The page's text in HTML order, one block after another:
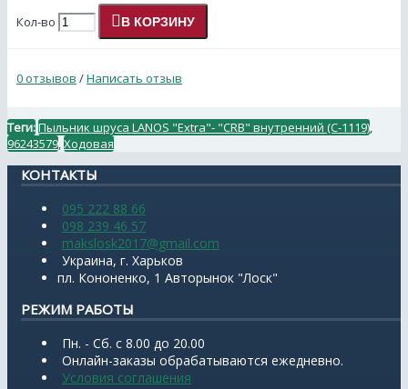
Кол-во В КОРЗИНУ
0 отзывов /Написать отзыв
Теги:Пыльник шруса LANOS "Extra"- "CRB" внутренний (С-1119)
96243579 Ходовая
КОНТАКТЫ
095 222 88 66
098 239 46 57
makslosk2017@gmail.com
Украина, г. Харьков
пл. Кононенко, 1 Авторынок "Лоск"
РЕЖИМ РАБОТЫ
Пн. - Сб. с 8.00 до 20.00
Онлайн-заказы обрабатываются ежедневно.
Условия соглашения